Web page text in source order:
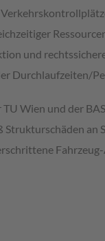
und
Durchlaufzeiten/
Wien und der
Strukturschäden an